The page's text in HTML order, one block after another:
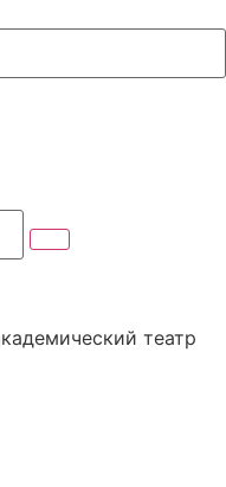
театр